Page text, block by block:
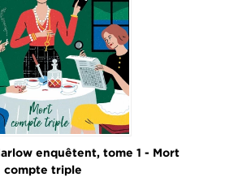
enquêtent, tome 1 - Mort
compte triple